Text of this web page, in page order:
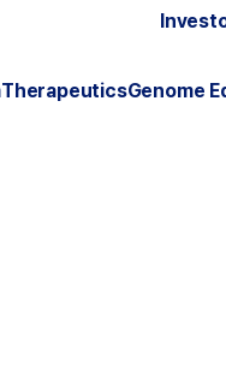
TherapeuticsGenome